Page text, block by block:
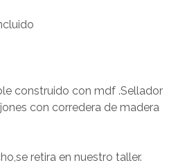
construido con mdf .Sellador
con corredera de madera
retira en nuestro taller.